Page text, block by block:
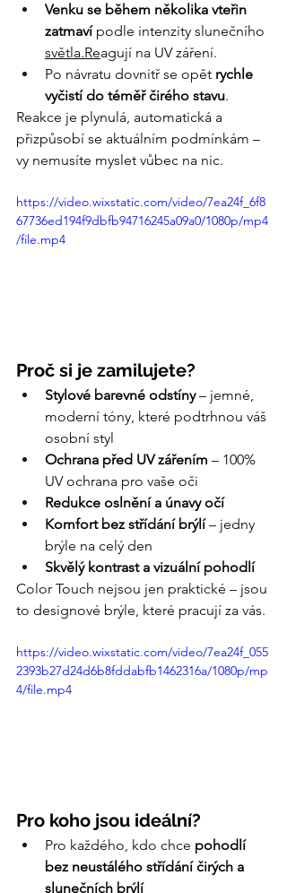
Venku se během několika vteřin
zatmaví podle intenzity slunečního
světla.Reagují na UV záření.
Po návratu dovnitř se opět rychle
vyčistí do téměř čirého stavu.
Reakce je plynulá, automatická a
přizpůsobí se aktuálním podmínkám –
vy nemusíte myslet vůbec na nic.
https://video.wixstatic.com/video/7ea24f_6f8
67736ed194f9dbfb94716245a09a0/1080p/mp4
/file.mp4
Proč si je zamilujete?
Stylové barevné odstíny – jemné,
moderní tóny, které podtrhnou váš
osobní styl
Ochrana před UV zářením – 100%
UV ochrana pro vaše oči
Redukce oslnění a únavy očí
Komfort bez střídání brýlí – jedny
brýle na celý den
Skvělý kontrast a vizuální pohodlí
Color Touch nejsou jen praktické – jsou
to designové brýle, které pracují za vás.
https://video.wixstatic.com/video/7ea24f_055
2393b27d24d6b8fddabfb1462316a/1080p/mp
4/file.mp4
Pro koho jsou ideální?
Pro každého, kdo chce pohodlí
bez neustálého střídání čirých a
slunečních brýlí